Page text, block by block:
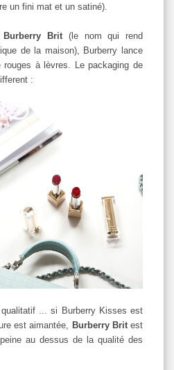
un fini mat et un satiné).
Burberry Brit (le nom qui rend
de la maison), Burberry lance
rouges à lèvres. Le packaging de
:
... si Burberry Kisses est
est aimantée, Burberry Britest
au dessus de la qualité des